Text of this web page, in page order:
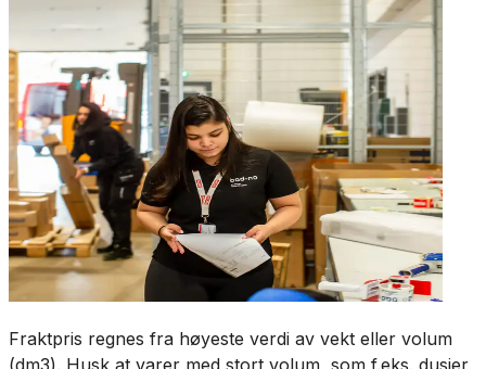
Fraktpris regnes fra høyeste verdi av vekt eller volum
(dm3). Husk at varer med stort volum, som f.eks. dusjer,